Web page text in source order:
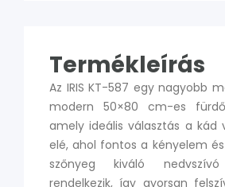
Termékleírás
Az IRIS KT-587 egy nagyobb
modern 50×80 cm-es
amely ideális választás a kád
elé, ahol fontos a kényelem
szőnyeg kiváló nedvszívó
rendelkezik, így gyorsan